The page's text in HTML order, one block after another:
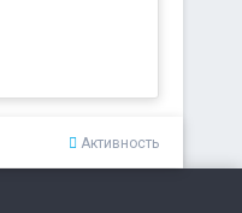
Активность